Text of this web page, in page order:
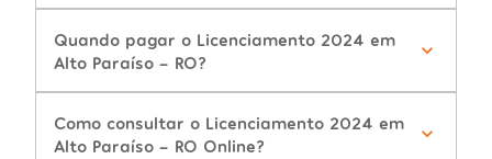
Quando pagar o Licenciamento 2024 em
Alto Paraíso - RO?
Como consultar o Licenciamento 2024 em
Alto Paraíso - RO Online?